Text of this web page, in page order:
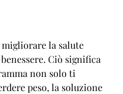
Ciò significa
non solo ti
peso, la soluzione